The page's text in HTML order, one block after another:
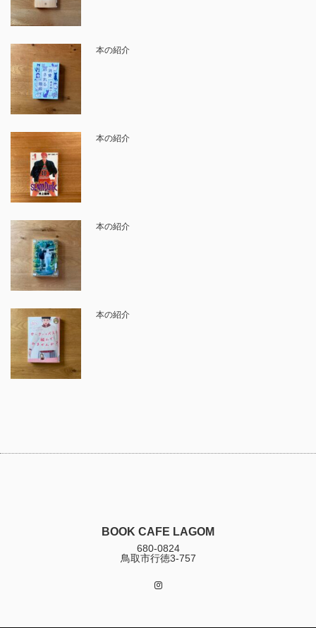
本の紹介
本の紹介
本の紹介
本の紹介
BOOK CAFE LAGOM
680-0824
鳥取市行徳3-757